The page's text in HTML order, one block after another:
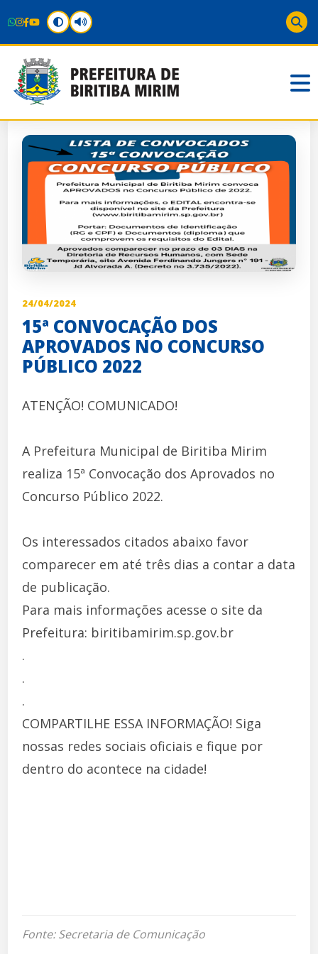
24/04/2024
15ª CONVOCAÇÃO DOS
APROVADOS NO CONCURSO
PÚBLICO 2022
ATENÇÃO! COMUNICADO!
A Prefeitura Municipal de Biritiba Mirim
realiza 15ª Convocação dos Aprovados no
Concurso Público 2022.
Os interessados citados abaixo favor
comparecer em até três dias a contar a data
de publicação.
Para mais informações acesse o site da
Prefeitura: biritibamirim.sp.gov.br
.
.
.
COMPARTILHE ESSA INFORMAÇÃO! Siga
nossas redes sociais oficiais e fique por
dentro do acontece na cidade!
Fonte: Secretaria de Comunicação